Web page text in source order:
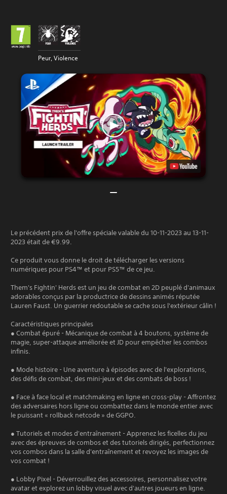
Peur, Violence
Le précédent prix de l'offre spéciale valable du 10-11-2023 au 13-11-
2023 était de €9.99.
Ce produit vous donne le droit de télécharger les versions
numériques pour PS4™ et pour PS5™ de ce jeu.
Them's Fightin' Herds est un jeu de combat en 2D peuplé d'animaux
adorables conçus par la productrice de dessins animés réputée
Lauren Faust. Un guerrier redoutable se cache sous l'extérieur câlin !
Caractéristiques principales
● Combat épuré - Mécanique de combat à 4 boutons, système de
magie, super-attaque améliorée et JD pour empêcher les combos
infinis.
● Mode histoire - Une aventure à épisodes avec de l'explorations,
des défis de combat, des mini-jeux et des combats de boss !
● Face à face local et matchmaking en ligne en cross-play - Affrontez
des adversaires hors ligne ou combattez dans le monde entier avec
le puissant « rollback netcode » de GGPO.
● Tutoriels et modes d'entraînement - Apprenez les ficelles du jeu
avec des épreuves de combos et des tutoriels dirigés, perfectionnez
vos combos dans la salle d'entraînement et revoyez les images de
vos combat !
● Lobby Pixel - Déverrouillez des accessoires, personnalisez votre
avatar et explorez un lobby visuel avec d'autres joueurs en ligne.